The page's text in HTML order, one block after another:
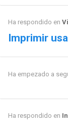
Ha respondido en
Imprimir
Ha empezado a
Ha respondido en